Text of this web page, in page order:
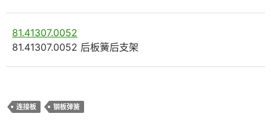
81.41307.0052
81.41307.0052 后板簧后支架
连接板 钢板弹簧